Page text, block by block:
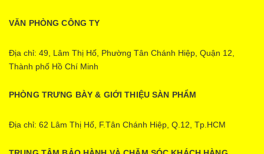
VĂN PHÒNG CÔNG TY
Địa chỉ: 49, Lâm Thị Hố, Phường Tân Chánh Hiệp, Quận 12,
Thành phố Hồ Chí Minh
PHÒNG TRƯNG BÀY & GIỚI THIỆU SÀN PHẨM
Địa chỉ: 62 Lâm Thị Hố, F.Tân Chánh Hiệp, Q.12, Tp.HCM